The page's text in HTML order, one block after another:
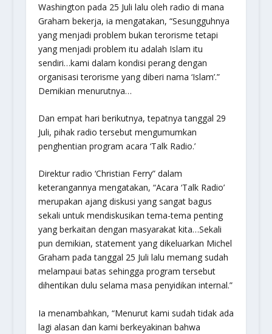
Washington pada 25 Juli lalu oleh radio di mana
Graham bekerja, ia mengatakan, “Sesungguhnya
yang menjadi problem bukan terorisme tetapi
yang menjadi problem itu adalah Islam itu
sendiri…kami dalam kondisi perang dengan
organisasi terorisme yang diberi nama ‘Islam’.”
Demikian menurutnya…
Dan empat hari berikutnya, tepatnya tanggal 29
Juli, pihak radio tersebut mengumumkan
penghentian program acara ‘Talk Radio.’
Direktur radio ‘Christian Ferry” dalam
keterangannya mengatakan, “Acara ‘Talk Radio’
merupakan ajang diskusi yang sangat bagus
sekali untuk mendiskusikan tema-tema penting
yang berkaitan dengan masyarakat kita…Sekali
pun demikian, statement yang dikeluarkan Michel
Graham pada tanggal 25 Juli lalu memang sudah
melampaui batas sehingga program tersebut
dihentikan dulu selama masa penyidikan internal.”
Ia menambahkan, “Menurut kami sudah tidak ada
lagi alasan dan kami berkeyakinan bahwa